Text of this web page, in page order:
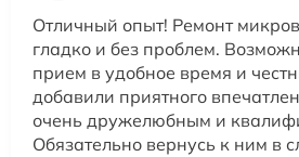
Отличный опыт! Ремонт
гладко и без проблем.
прием в удобное время и
добавили приятного
очень дружелюбным и
Обязательно вернусь к ним в